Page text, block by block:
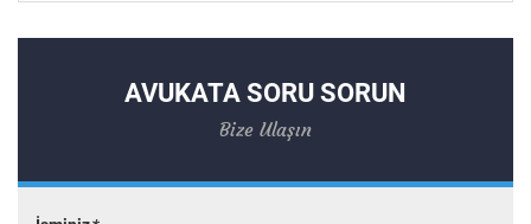
AVUKATA SORU SORUN
Bize Ulaşın